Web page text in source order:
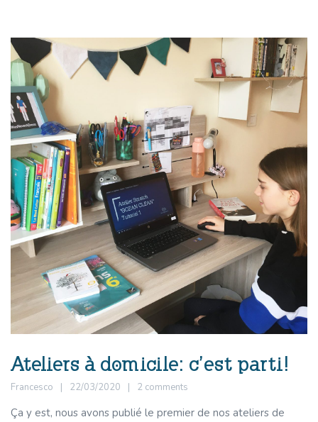
Ateliers à domicile: c’est parti!
Francesco 22/03/2020 2 comments
Ça y est, nous avons publié le premier de nos ateliers de